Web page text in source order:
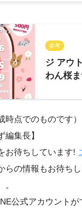
参考
ジ アウ
わん桜
時点でのものです）
編集長】
お待ちしています!
の情報もお待ち
公式アカウントが